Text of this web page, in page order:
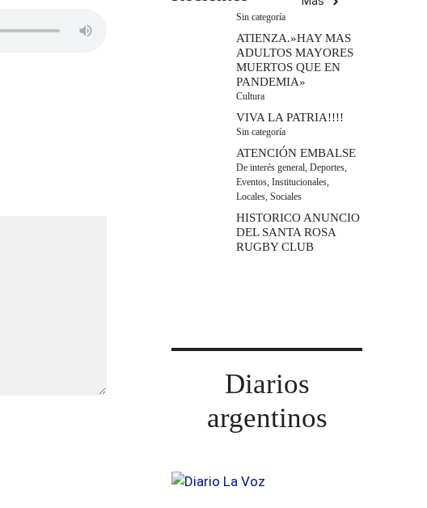
Sin categoría
ATIENZA.»HAY MAS
ADULTOS MAYORES
MUERTOS QUE EN
PANDEMIA»
Cultura
VIVA LA PATRIA!!!!
Sin categoría
ATENCIÓN EMBALSE
De interés general, Deportes,
Eventos, Institucionales,
Locales, Sociales
HISTORICO ANUNCIO
DEL SANTA ROSA
RUGBY CLUB
Diarios
argentinos